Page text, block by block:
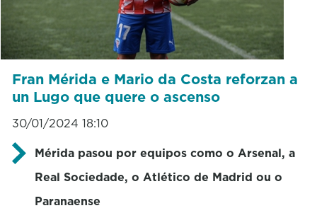
Fran Mérida e Mario da Costa reforzan a
un Lugo que quere o ascenso
30/01/2024 18:10
Mérida pasou por equipos como o Arsenal, a
Real Sociedade, o Atlético de Madrid ou o
Paranaense